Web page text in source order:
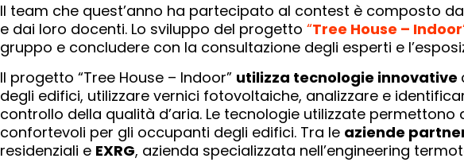
Il team che quest’anno ha partecipato al contest è composto
e dai loro docenti. Lo sviluppo del progetto “Tree House – Indoor
gruppo e concludere con la consultazione degli esperti e
Il progetto “Tree House – Indoor” utilizza tecnologie innovative
degli edifici, utilizzare vernici fotovoltaiche, analizzare e
controllo della qualità d’aria. Le tecnologie utilizzate
confortevoli per gli occupanti degli edifici. Tra le aziende
residenziali e EXRG, azienda specializzata nell’engineering